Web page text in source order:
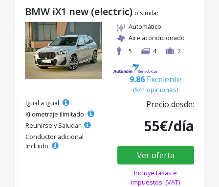
BMW iX1 new (electric) o similar
Automático
Aire acondicionado
5
4 2
9.86 Excelente
(541 opiniones)
Igual a igual
Kilometraje ilimitado
Reunirse y Saludar
Conductor adicional
incluido
Precio desde:
55€/día
Ver oferta
Incluye tasas e
impuestos. (VAT)